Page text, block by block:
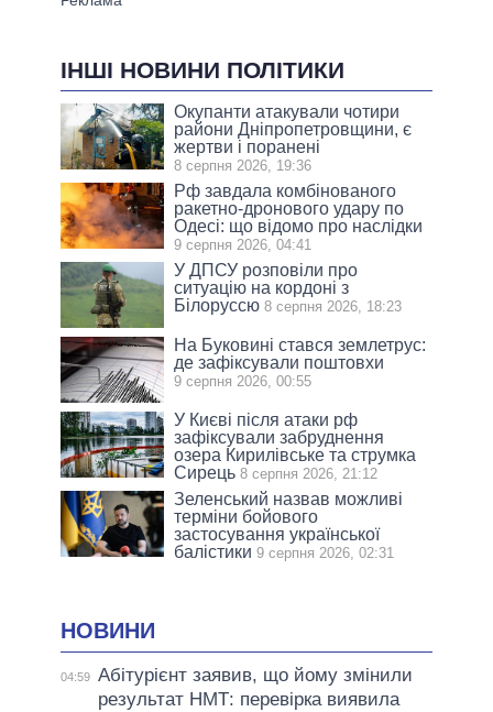
ІНШІ НОВИНИ ПОЛІТИКИ
Окупанти атакували чотири
райони Дніпропетровщини, є
жертви і поранені
8 серпня 2026, 19:36
Рф завдала комбінованого
ракетно-дронового удару по
Одесі: що відомо про наслідки
9 серпня 2026, 04:41
У ДПСУ розповіли про
ситуацію на кордоні з
Білоруссю 8 серпня 2026, 18:23
На Буковині стався землетрус:
де зафіксували поштовхи
9 серпня 2026, 00:55
У Києві після атаки рф
зафіксували забруднення
озера Кирилівське та струмка
Сирець 8 серпня 2026, 21:12
Зеленський назвав можливі
терміни бойового
застосування української
балістики 9 серпня 2026, 02:31
НОВИНИ
04:59 Абітурієнт заявив, що йому змінили
результат НМТ: перевірка виявила